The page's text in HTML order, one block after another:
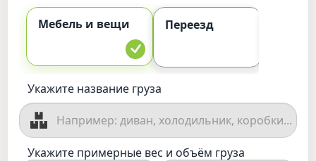
Мебель и вещи Переезд
Укажите название груза
Укажите примерные вес и объём груза